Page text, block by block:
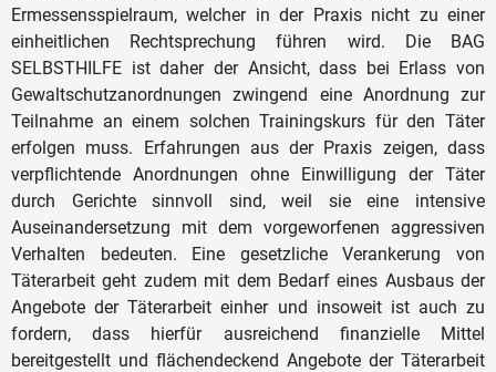
Ermessensspielraum, welcher in der Praxis nicht zu einer
einheitlichen Rechtsprechung führen wird. Die BAG
SELBSTHILFE ist daher der Ansicht, dass bei Erlass von
Gewaltschutzanordnungen zwingend eine Anordnung zur
Teilnahme an einem solchen Trainingskurs für den Täter
erfolgen muss. Erfahrungen aus der Praxis zeigen, dass
verpflichtende Anordnungen ohne Einwilligung der Täter
durch Gerichte sinnvoll sind, weil sie eine intensive
Auseinandersetzung mit dem vorgeworfenen aggressiven
Verhalten bedeuten. Eine gesetzliche Verankerung von
Täterarbeit geht zudem mit dem Bedarf eines Ausbaus der
Angebote der Täterarbeit einher und insoweit ist auch zu
fordern, dass hierfür ausreichend finanzielle Mittel
bereitgestellt und flächendeckend Angebote der Täterarbeit